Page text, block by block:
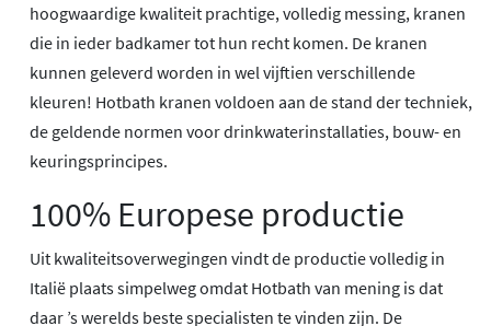
hoogwaardige kwaliteit prachtige, volledig messing, kranen
die in ieder badkamer tot hun recht komen. De kranen
kunnen geleverd worden in wel vijftien verschillende
kleuren! Hotbath kranen voldoen aan de stand der techniek,
de geldende normen voor drinkwaterinstallaties, bouw- en
keuringsprincipes.
100% Europese productie
Uit kwaliteitsoverwegingen vindt de productie volledig in
Italië plaats simpelweg omdat Hotbath van mening is dat
daar ’s werelds beste specialisten te vinden zijn. De